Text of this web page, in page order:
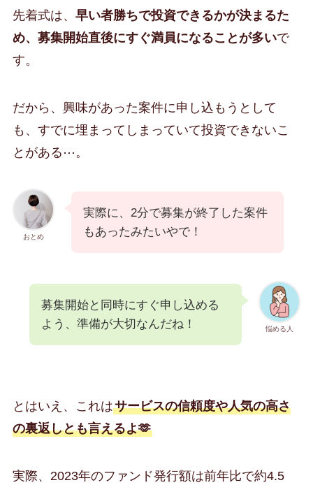
先着式は、 早い者勝ちで投資できるかが決まるた
め、募集開始直後にすぐ満員になることが多いで
す。
だから、興味があった案件に申し込もうとして
も、すでに埋まってしまっていて投資できないこ
とがある⋯。
おとめ
実際に、2分で募集が終了した案件
もあったみたいやで！
悩める人
募集開始と同時にすぐ申し込める
よう、準備が大切なんだね！
とはいえ、これはサービスの信頼度や人気の高さ
の裏返しとも言えるよ🫶
実際、2023年のファンド発行額は前年比で約4.5